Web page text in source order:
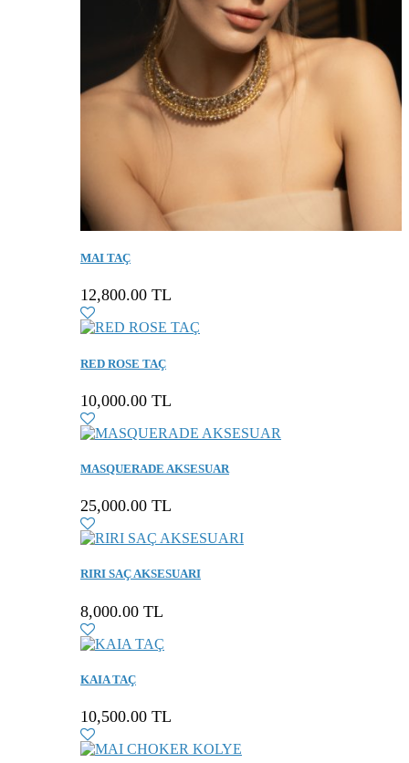
MAI TAÇ
12,800.00 TL
RED ROSE TAÇ
10,000.00 TL
MASQUERADE AKSESUAR
25,000.00 TL
RIRI SAÇ AKSESUARI
8,000.00 TL
KAIA TAÇ
10,500.00 TL